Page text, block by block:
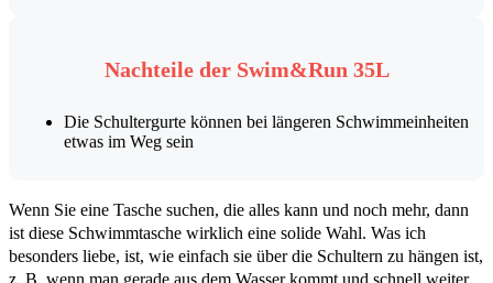
Nachteile der Swim&Run 35L
Die Schultergurte können bei längeren Schwimmeinheiten
etwas im Weg sein
Wenn Sie eine Tasche suchen, die alles kann und noch mehr, dann
ist diese Schwimmtasche wirklich eine solide Wahl. Was ich
besonders liebe, ist, wie einfach sie über die Schultern zu hängen ist,
z. B. wenn man gerade aus dem Wasser kommt und schnell weiter